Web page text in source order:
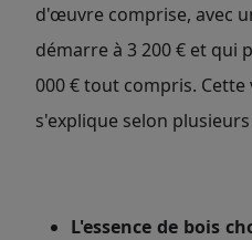
d'œuvre comprise, avec
démarre à 3 200 € et qui
000 € tout compris.
s'explique selon
L'essence de bois